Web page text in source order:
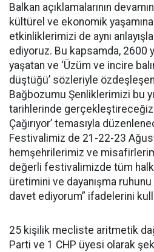
Balkan açıklamalarının
kültürel ve ekonomik
etkinliklerimizi de aynı
ediyoruz. Bu kapsamda, 2600
yaşatan ve ‘Üzüm ve incire
düştüğü’ sözleriyle
Bağbozumu Şenliklerimizi bu
tarihlerinde gerçekleştireceğiz.
Çağırıyor’ temasıyla
Festivalimiz de 21-22-23
hemşehrilerimiz ve
değerli festivalimizde tüm
üretimini ve dayanışma
davet ediyorum” ifadelerini
25 kişilik mecliste aritmetik
Parti ve 1 CHP üyesi olarak